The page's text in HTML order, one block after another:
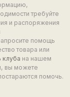
требуйте
и распоряжения
помощь
товара или
на нашем
вы можете
помочь.